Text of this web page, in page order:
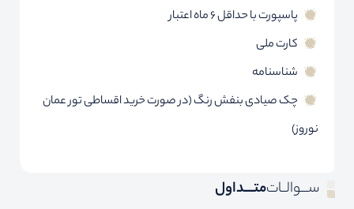
پاسپورت با حداقل ۶ ماه اعتبار
کارت ملی
شناسنامه
چک صیادی بنفش رنگ (در صورت خرید اقساطی تور عمان
نوروز)
ســـوالــاتمتــــداول